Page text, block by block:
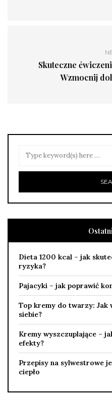
Skuteczne
Wzmocnij
Dieta 1200 kcal – jak
ryzyka?
Pajacyki – jak poprawić
Top kremy do twarzy: Jak
siebie?
Kremy wyszczuplające –
efekty?
Przepisy na sylwestrowe
ciepło